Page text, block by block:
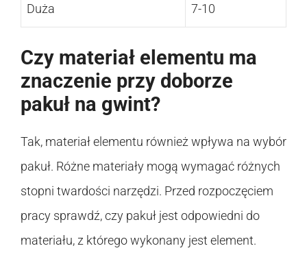
Duża 7-10
Czy materiał elementu ma
znaczenie przy doborze
pakuł na gwint?
Tak, materiał elementu również wpływa na wybór
pakuł. Różne materiały mogą wymagać różnych
stopni twardości narzędzi. Przed rozpoczęciem
pracy sprawdź, czy pakuł jest odpowiedni do
materiału, z którego wykonany jest element.